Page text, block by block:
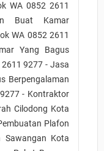
WA 0852 2611
Buat Kamar
WA 0852 2611
Yang Bagus
9277 - Jasa
Berpengalaman
- Kontraktor
Cilodong Kota
Plafon
Sawangan Kota